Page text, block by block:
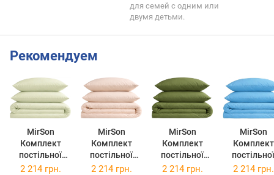
для семей с одним или
двумя детьми.
Рекомендуем
MirSon
Комплект
постільної
білизни King
MirSon
Комплект
постільної
білизни King
MirSon
Комплект
постільної
білизни King
MirSon
Комплект
постільної
білизни King
2 214 грн. 2 214 грн. 2 214 грн. 2 214 грн.